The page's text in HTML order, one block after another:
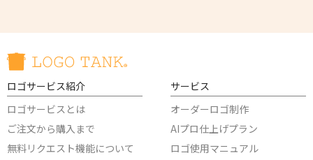
ロゴサービス紹介
ロゴサービスとは
ご注文から購入まで
無料リクエスト機能について
サービス
オーダーロゴ制作
AIプロ仕上げプラン
ロゴ使用マニュアル